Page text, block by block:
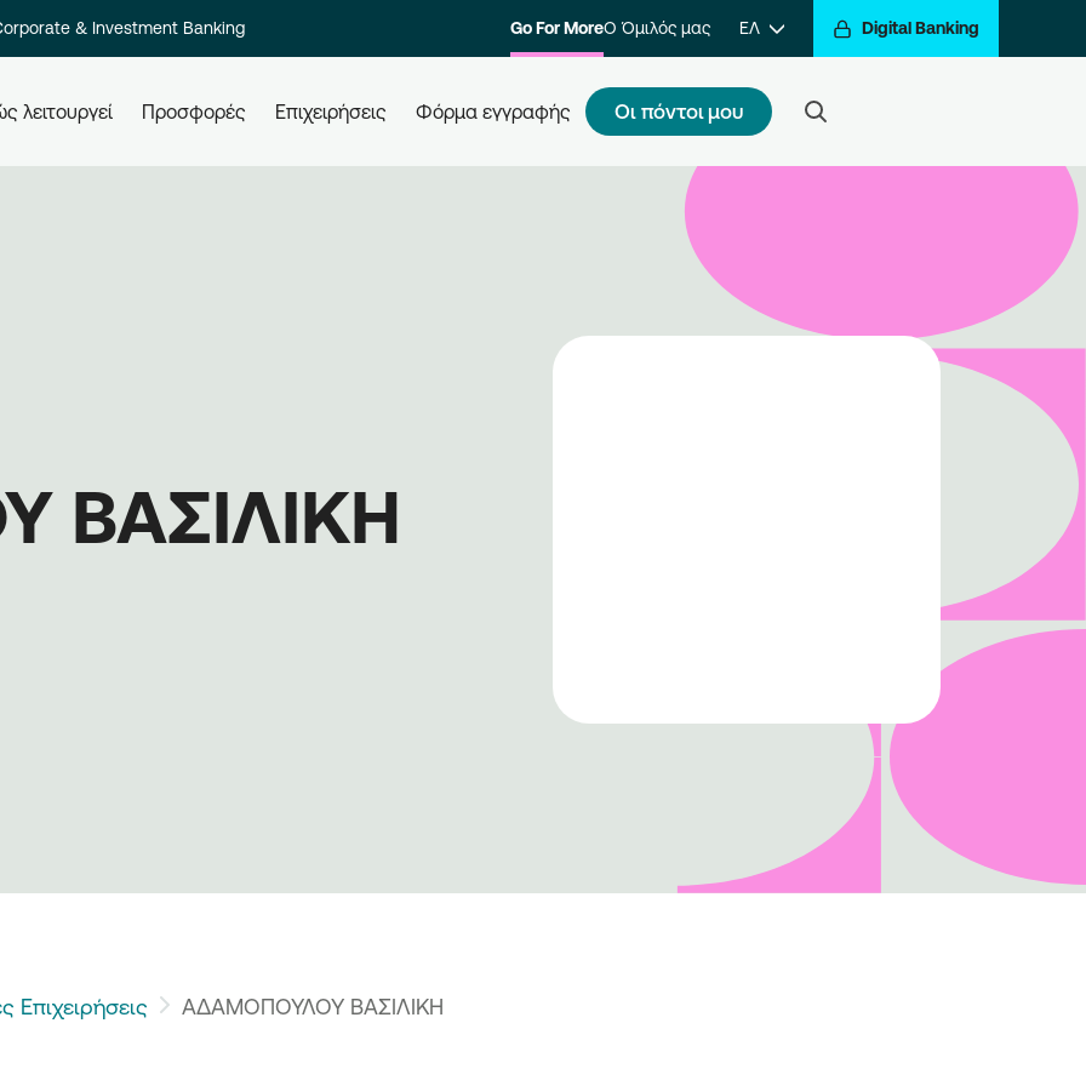
& Investment Banking Go For MoreΟ Όμιλός μας ΕΛ Digital Banking
λειτουργεί
Πώς κάνω εγγραφή
Ελάτε ένα βήμα πιο κοντά στην
επιβράβευση των συναλλαγών σας.
Εγγραφείτε στο πρόγραμμα και να
επιβράβευσης του Go For More.
Προσφορές Επιχειρήσεις Φόρμα εγγραφής Οι πόντοι μου
Επιχειρήσεις ΑΔΑΜΟΠΟΥΛΟΥ ΒΑΣΙΛΙΚΗ